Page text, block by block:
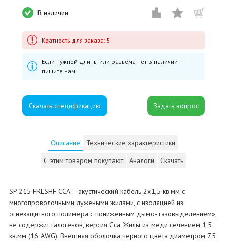
В наличии
Кратность для заказа: 5
Если нужной длины или разъема нет в наличии —
пишите нам.
Скачать спецификацию
Описание
Технические характеристики
С этим товаром покупают
Аналоги Скачать
SP 215 FRLSHF CCA – акустический кабель 2х1,5 кв.мм с
многопроволочными лужеными жилами, с изоляцией из
огнезащитного полимера с пониженным дымо- газовыделением»,
не содержит галогенов, версия Cca. Жилы из меди сечением 1,5
кв.мм (16 AWG). Внешняя оболочка черного цвета диаметром 7,5